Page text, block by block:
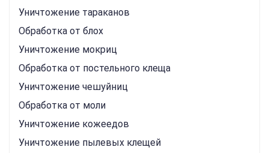
Уничтожение тараканов
Обработка от блох
Уничтожение мокриц
Обработка от постельного клеща
Уничтожение чешуйниц
Обработка от моли
Уничтожение кожеедов
Уничтожение пылевых клещей